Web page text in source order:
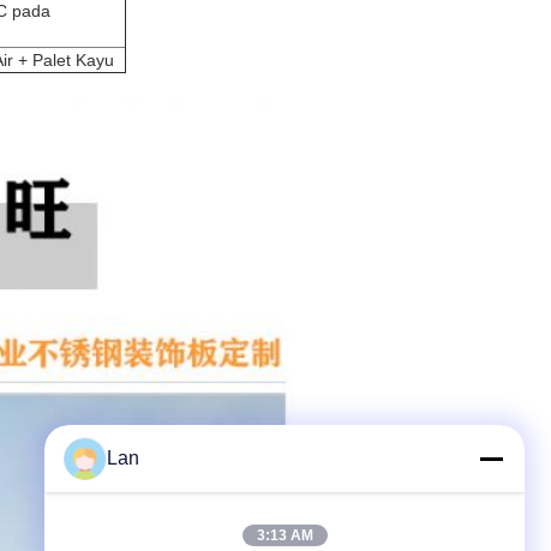
pada
+ Palet Kayu
Lan
3:13 AM